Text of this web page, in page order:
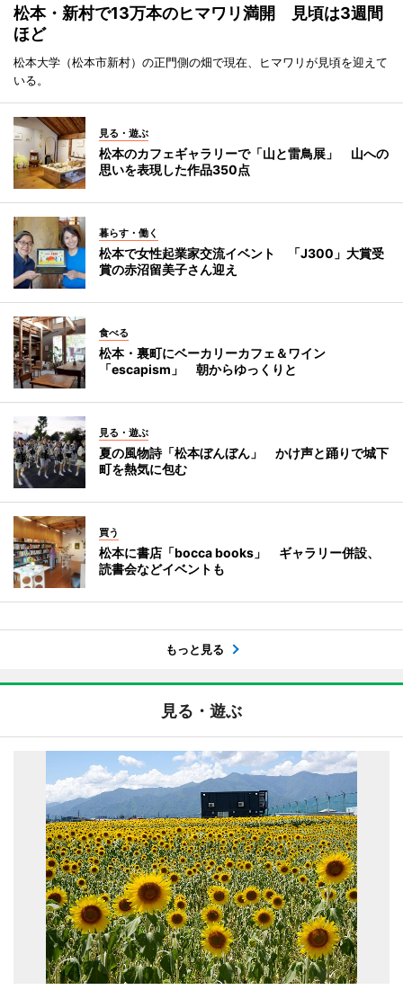
松本・新村で13万本のヒマワリ満開 見頃は3週間
ほど
松本大学（松本市新村）の正門側の畑で現在、ヒマワリが見頃を迎えて
いる。
見る・遊ぶ
松本のカフェギャラリーで「山と雷鳥展」 山への
思いを表現した作品350点
暮らす・働く
松本で女性起業家交流イベント 「J300」大賞受
賞の赤沼留美子さん迎え
食べる
松本・裏町にベーカリーカフェ＆ワイン
「escapism」 朝からゆっくりと
見る・遊ぶ
夏の風物詩「松本ぼんぼん」 かけ声と踊りで城下
町を熱気に包む
買う
松本に書店「bocca books」 ギャラリー併設、
読書会などイベントも
もっと見る
見る・遊ぶ